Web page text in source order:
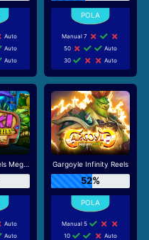
Auto
Auto
Auto
Manual 7
50
Auto
30
Auto
Tiki Infinity Reels Megaways
Auto
Auto
Gargoyle Infinity Reels
52%
Manual 5
10
Auto